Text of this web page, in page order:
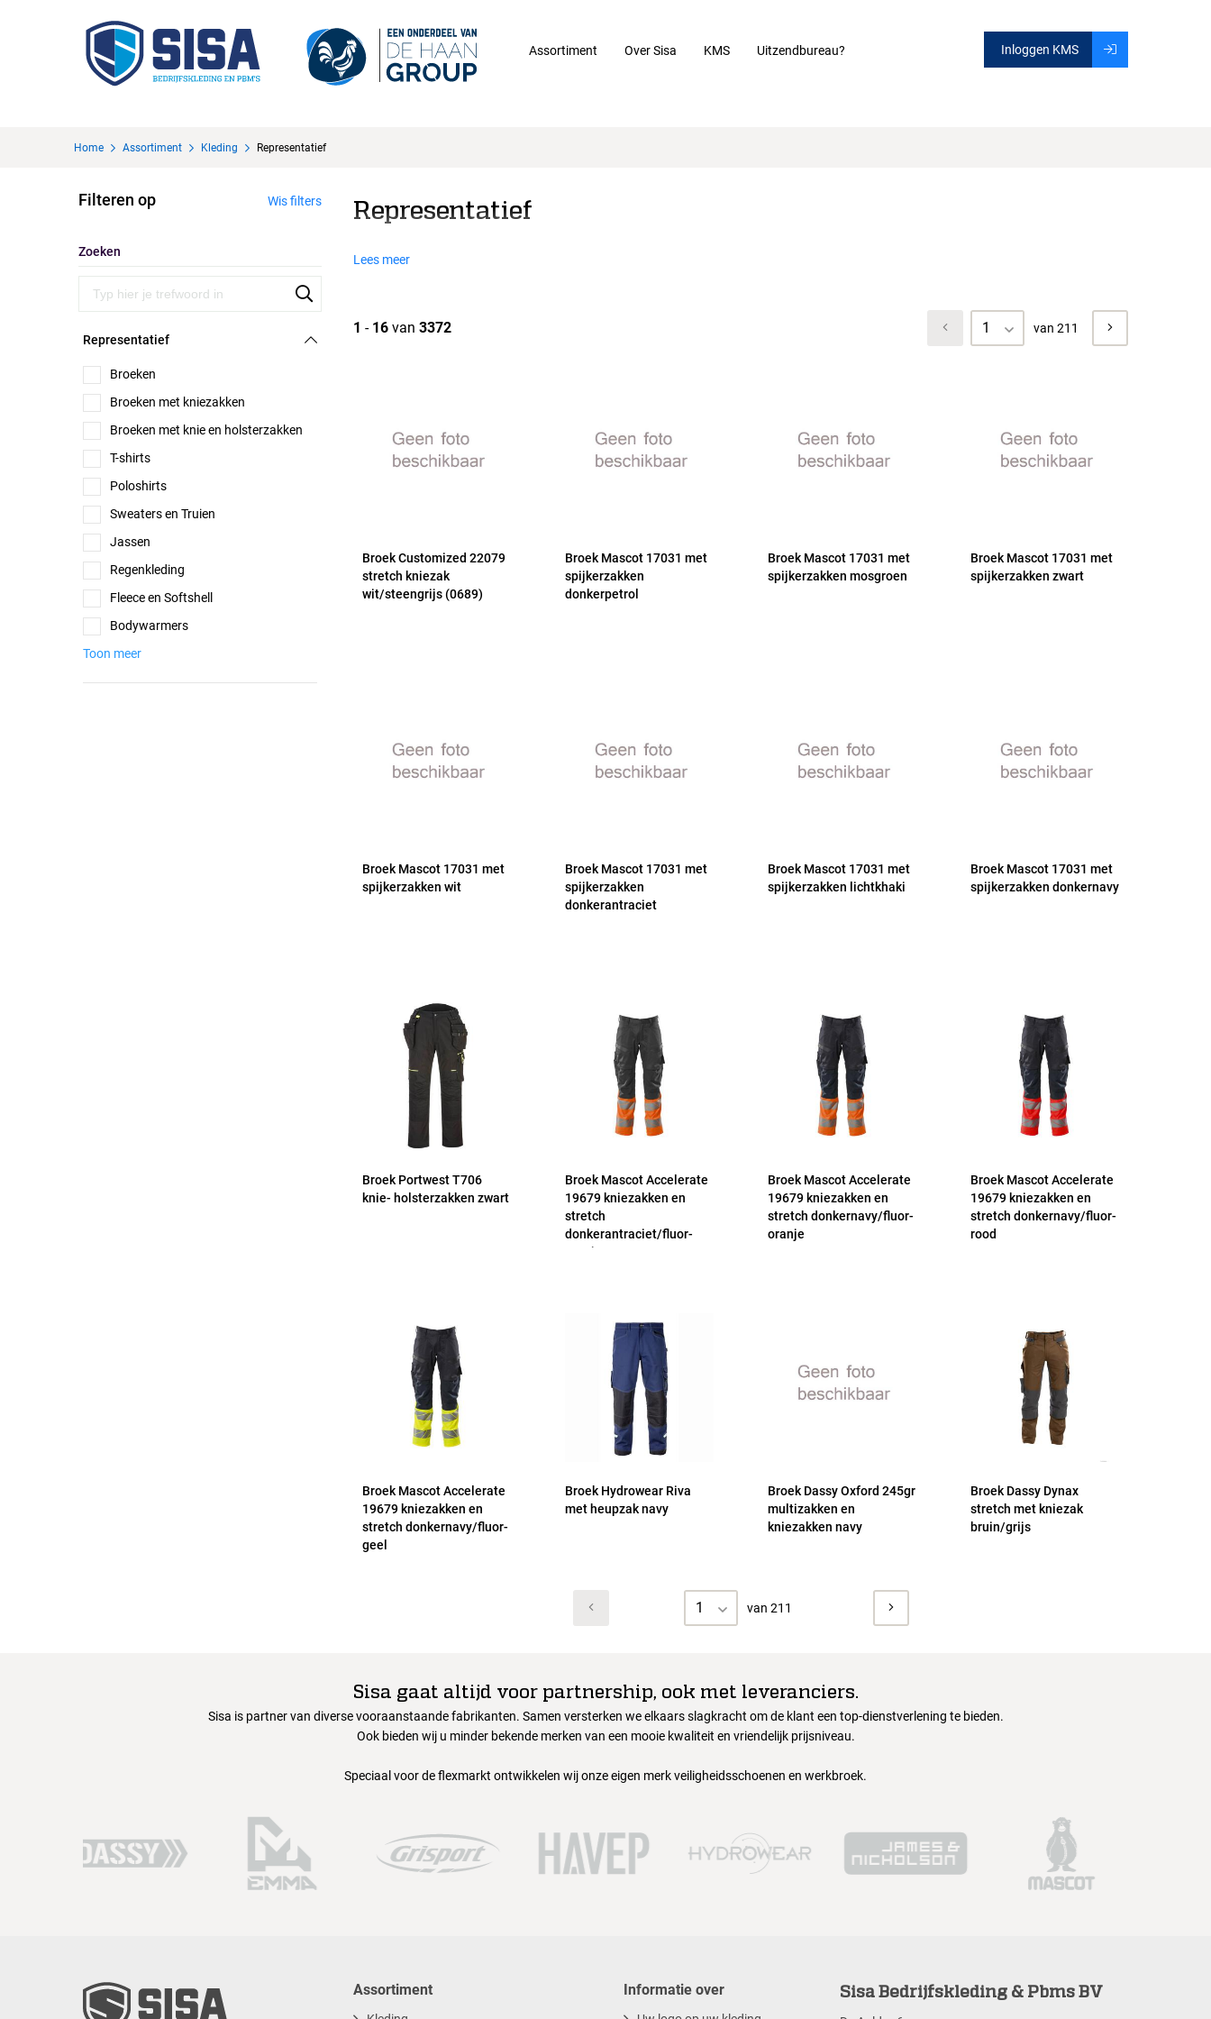
Assortiment Over Sisa KMS Uitzendbureau? Inloggen KMS
Home Assortiment Kleding Representatief
Filteren op Wis filters
Zoeken
Representatief
Broeken
Broeken met kniezakken
Broeken met knie en holsterzakken
T-shirts
Poloshirts
Sweaters en Truien
Jassen
Regenkleding
Fleece en Softshell
Bodywarmers
Toon meer
Representatief
Lees meer
1 van 211
1 - 16 van 3372
Broek Customized 22079
stretch kniezak
wit/steengrijs (0689)
Broek Mascot 17031 met
spijkerzakken
donkerpetrol
Broek Mascot 17031 met
spijkerzakken mosgroen
Broek Mascot 17031 met
spijkerzakken zwart
Broek Mascot 17031 met
spijkerzakken wit
Broek Mascot 17031 met
spijkerzakken
donkerantraciet
Broek Mascot 17031 met
spijkerzakken lichtkhaki
Broek Mascot 17031 met
spijkerzakken donkernavy
Broek Portwest T706
knie- holsterzakken zwart
Broek Mascot Accelerate
19679 kniezakken en
stretch
donkerantraciet/fluor-
oranje
Broek Mascot Accelerate
19679 kniezakken en
stretch donkernavy/fluor-
oranje
Broek Mascot Accelerate
19679 kniezakken en
stretch donkernavy/fluor-
rood
Broek Mascot Accelerate
19679 kniezakken en
stretch donkernavy/fluor-
geel
Broek Hydrowear Riva
met heupzak navy
Broek Dassy Oxford 245gr
multizakken en
kniezakken navy
Broek Dassy Dynax
stretch met kniezak
bruin/grijs
1 van 211
Sisa gaat altijd voor partnership, ook met leveranciers.
Sisa is partner van diverse vooraanstaande fabrikanten. Samen versterken we elkaars slagkracht om de klant een top-dienstverlening te bieden.
Ook bieden wij u minder bekende merken van een mooie kwaliteit en vriendelijk prijsniveau.
Speciaal voor de flexmarkt ontwikkelen wij onze eigen merk veiligheidsschoenen en werkbroek.
Assortiment Informatie over Sisa Bedrijfskleding & Pbms BV